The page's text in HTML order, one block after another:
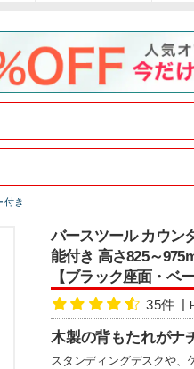
付き
バースツール カウン
能付き 高さ825～
【ブラック座面・ベ
35件
木製の背もたれがナ
スタンディングデスクや、